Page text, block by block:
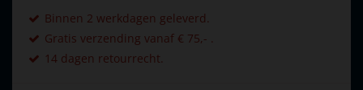
Binnen 2 werkdagen geleverd.
Gratis verzending vanaf € 75,- .
14 dagen retourrecht.